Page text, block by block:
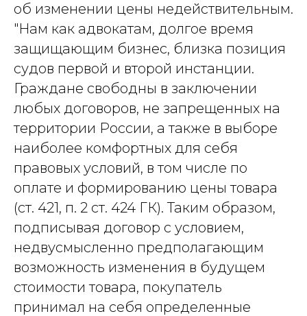
об изменении цены недействительным.
"Нам как адвокатам, долгое время
защищающим бизнес, близка позиция
судов первой и второй инстанции.
Граждане свободны в заключении
любых договоров, не запрещенных на
территории России, а также в выборе
наиболее комфортных для себя
правовых условий, в том числе по
оплате и формированию цены товара
(ст. 421, п. 2 ст. 424 ГК). Таким образом,
подписывая договор с условием,
недвусмысленно предполагающим
возможность изменения в будущем
стоимости товара, покупатель
принимал на себя определенные